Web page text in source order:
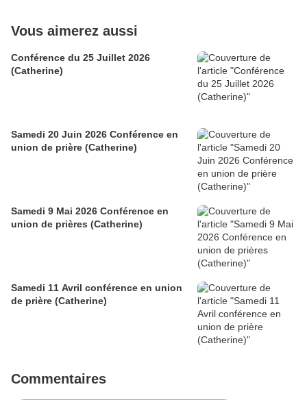
Vous aimerez aussi
Conférence du 25 Juillet 2026
(Catherine)
Samedi 20 Juin 2026 Conférence en
union de prière (Catherine)
Samedi 9 Mai 2026 Conférence en
union de prières (Catherine)
Samedi 11 Avril conférence en union
de prière (Catherine)
Commentaires